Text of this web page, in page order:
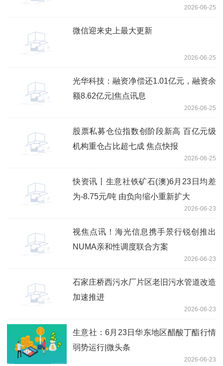
2026-06-25
微信迎来史上最大更新
2026-06-25
光华科技：融资净偿还1.01亿元，融资余
额8.62亿元|焦点讯息
2026-06-25
股票私募仓位指数创阶段新高 百亿元级
机构重仓占比超七成 焦点快报
2026-06-25
快资讯丨生意社铁矿石(澳)6月23日均差
为-8.75元/吨 由负向缩小重新扩大
2026-06-23
视焦点讯！海光信息携手景行锐创推出
NUMA亲和性调度联合方案
2026-06-23
石家庄桥西污水厂片区老旧污水管道改造
加速推进
2026-06-23
生意社：6月23日华东地区醋酸丁酯行情
弱势运行|微头条
2026-06-23